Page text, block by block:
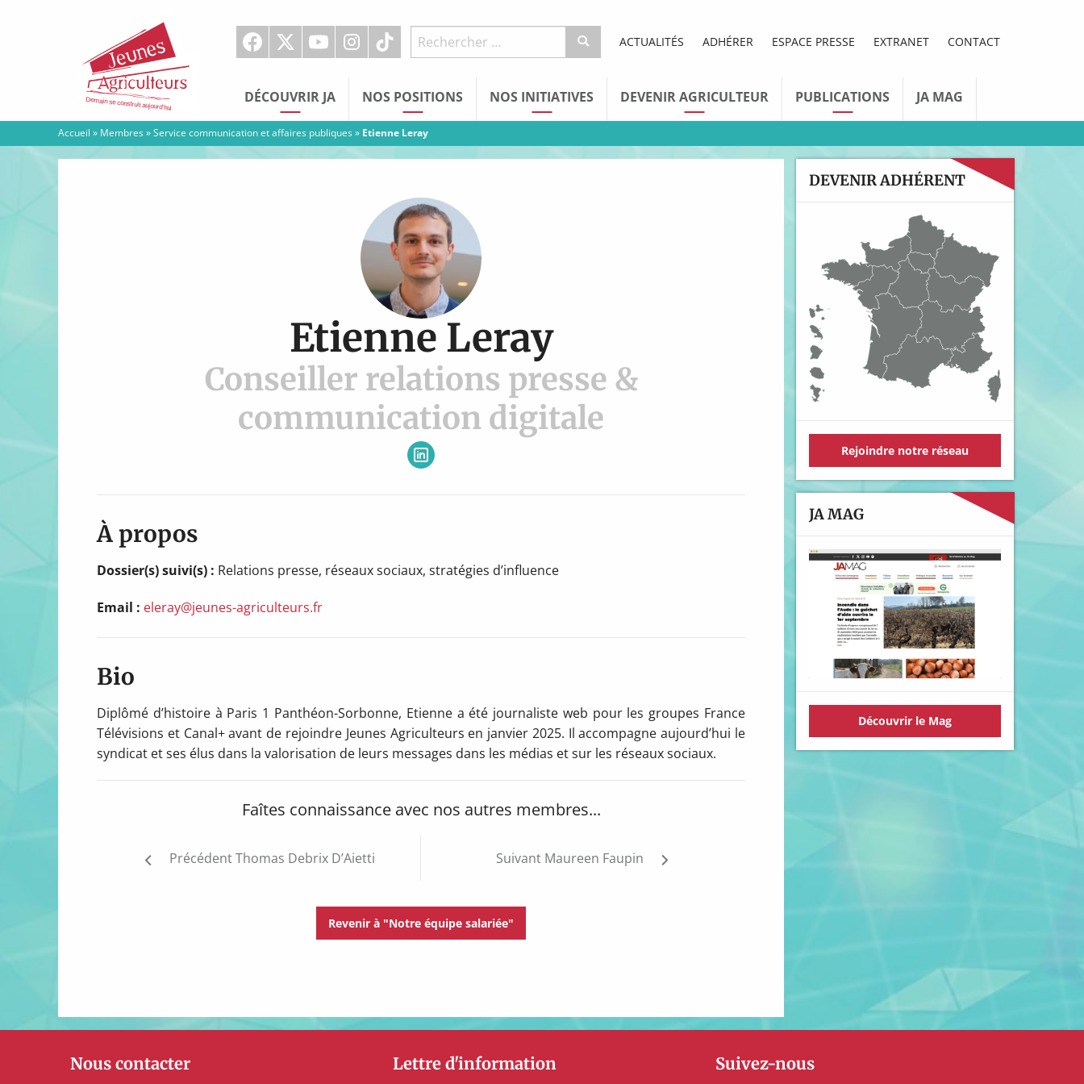
Agriculteurs
ACTUALITÉS ADHÉRER ESPACE PRESSE EXTRANET CONTACT
DÉCOUVRIR JA NOS POSITIONS NOS INITIATIVES DEVENIR AGRICULTEUR PUBLICATIONS JA MAG
Accueil » Membres»Service communication et affaires publiques» Etienne Leray
Etienne Leray
Conseiller relations presse &
communication digitale
Suivre
sur
À propos
Dossier(s) suivi(s) : Relations presse, réseaux sociaux, stratégies d’influence
Email : eleray@jeunes-agriculteurs.fr
Bio
Diplômé d’histoire à Paris 1 Panthéon-Sorbonne, Etienne a été journaliste web pour les groupes France
Télévisions et Canal+ avant de rejoindre Jeunes Agriculteurs en janvier 2025. Il accompagne aujourd’hui le
syndicat et ses élus dans la valorisation de leurs messages dans les médias et sur les réseaux sociaux.
Faîtes connaissance avec nos autres membres...
navigation
Précédent Thomas Debrix D’Aietti Suivant Maureen Faupin
Revenir à "Notre équipe salariée"
DEVENIR ADHÉRENT
Rejoindre notre réseau
JA MAG
Découvrir le Mag
Nous contacter Lettre d'information Suivez-nous